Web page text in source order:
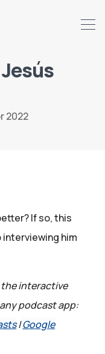
2022
If so, this
interviewing him
the interactive
podcast app:
|Google